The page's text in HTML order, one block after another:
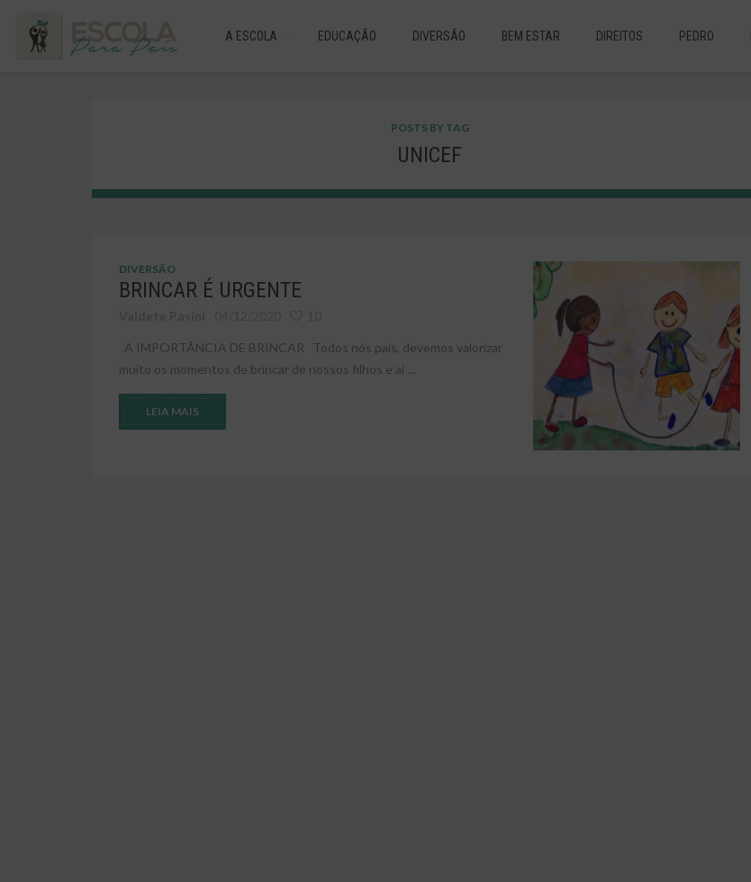
A ESCOLA EDUCAÇÃO DIVERSÃO BEM ESTAR DIREITOS PEDRO
POSTS BY TAG
UNICEF
DIVERSÃO
BRINCAR É URGENTE
A IMPORTÂNCIA DE BRINCAR Todos nós pais, devemos valorizar
muito os momentos de brincar de nossos filhos e ai ...
LEIA MAIS